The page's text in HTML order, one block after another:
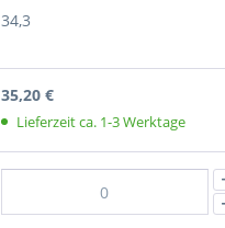
34,3
35,20 €
Lieferzeit ca. 1-3 Werktage